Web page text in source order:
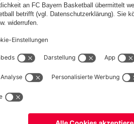
Schiedsrichter Seniorenfußball
Barrierefreiheit